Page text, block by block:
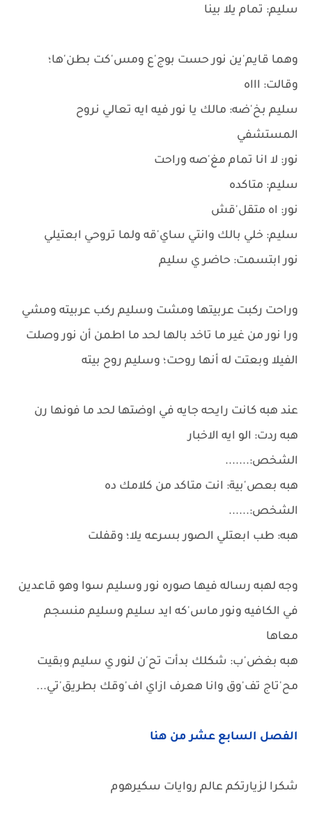
سليم: تمام يلا بينا
وهما قايم'ين نور حست بوج'ع ومس'كت بطن'ها؛
وقالت: اااه
سليم بخ'ضه: مالك يا نور فيه ايه تعالي نروح
المستشفي
نور: لا انا تمام مغ'صه وراحت
سليم: متاكده
نور: اه متقل'قش
سليم: خلي بالك وانتي ساي'قه ولما تروحي ابعتيلي
نور ابتسمت: حاضر ي سليم
وراحت ركبت عربيتها ومشت وسليم ركب عربيته ومشي
ورا نور من غير ما تاخد بالها لحد ما اطمن أن نور وصلت
الفيلا وبعتت له أنها روحت؛ وسليم روح بيته
عند هبه كانت رايحه جايه في اوضتها لحد ما فونها رن
هبه ردت: الو ايه الاخبار
الشخص:.......
هبه بعص'بية: انت متاكد من كلامك ده
الشخص:......
هبه: طب ابعتلي الصور بسرعه يلا؛ وقفلت
وجه لهبه رساله فيها صوره نور وسليم سوا وهو قاعدين
في الكافيه ونور ماس'كه ايد سليم وسليم منسجم
معاها
هبه بغض'ب: شكلك بدأت تح'ن لنور ي سليم وبقيت
مح'تاج تف'وق وانا هعرف ازاي اف'وقك بطريق'تي...
الفصل السابع عشر من هنا
شكرا لزيارتكم عالم روايات سكيرهوم